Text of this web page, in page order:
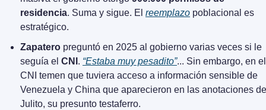
residencia. Suma y sigue. El reemplazo poblacional es
estratégico.
Zapatero preguntó en 2025 al gobierno varias veces si le
seguía el CNI . “Estaba muy pesadito”... Sin embargo, en el
CNI temen que tuviera acceso a información sensible de
Venezuela y China que aparecieron en las anotaciones de
Julito, su presunto testaferro.